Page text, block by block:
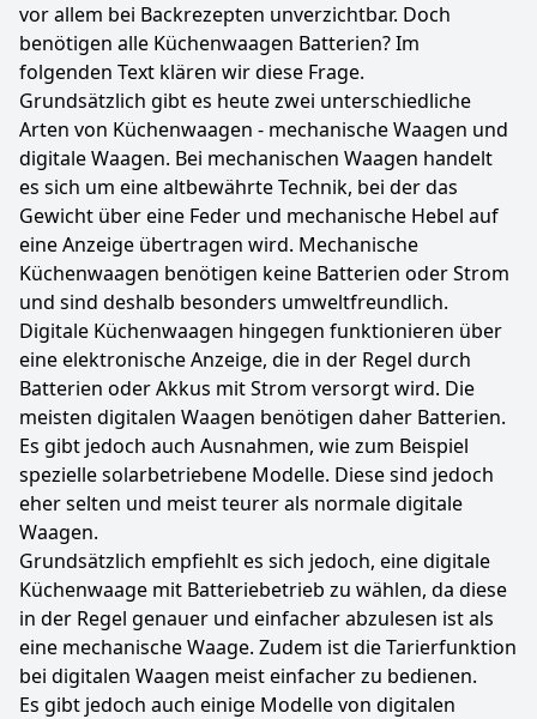
vor allem bei Backrezepten unverzichtbar. Doch
benötigen alle Küchenwaagen Batterien? Im
folgenden Text klären wir diese Frage.
Grundsätzlich gibt es heute zwei unterschiedliche
Arten von Küchenwaagen - mechanische Waagen und
digitale Waagen. Bei mechanischen Waagen handelt
es sich um eine altbewährte Technik, bei der das
Gewicht über eine Feder und mechanische Hebel auf
eine Anzeige übertragen wird. Mechanische
Küchenwaagen benötigen keine Batterien oder Strom
und sind deshalb besonders umweltfreundlich.
Digitale Küchenwaagen hingegen funktionieren über
eine elektronische Anzeige, die in der Regel durch
Batterien oder Akkus mit Strom versorgt wird. Die
meisten digitalen Waagen benötigen daher Batterien.
Es gibt jedoch auch Ausnahmen, wie zum Beispiel
spezielle solarbetriebene Modelle. Diese sind jedoch
eher selten und meist teurer als normale digitale
Waagen.
Grundsätzlich empfiehlt es sich jedoch, eine digitale
Küchenwaage mit Batteriebetrieb zu wählen, da diese
in der Regel genauer und einfacher abzulesen ist als
eine mechanische Waage. Zudem ist die Tarierfunktion
bei digitalen Waagen meist einfacher zu bedienen.
Es gibt jedoch auch einige Modelle von digitalen